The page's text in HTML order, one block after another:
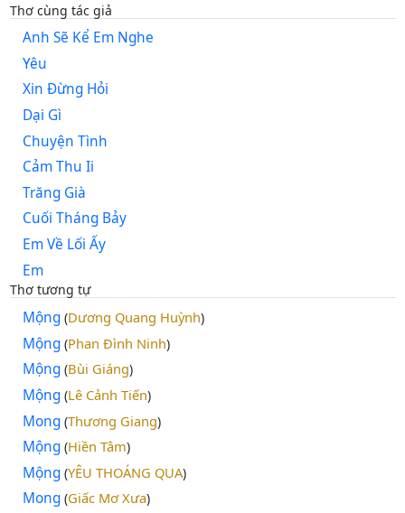
Thơ cùng tác giả
Anh Sẽ Kể Em Nghe
Yêu
Xin Đừng Hỏi
Dại Gì
Chuyện Tình
Cảm Thu Ii
Trăng Già
Cuối Tháng Bảy
Em Về Lối Ấy
Em
Thơ tương tự
Mộng(Dương Quang Huỳnh)
Mộng(Phan Đình Ninh)
Mộng(Bùi Giáng)
Mộng(Lê Cảnh Tiến)
Mong(Thương Giang)
Mộng(Hiền Tâm)
Mộng(YÊU THOÁNG QUA)
Mong(Giấc Mơ Xưa)